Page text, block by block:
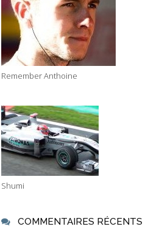
Remember Anthoine
Shumi
COMMENTAIRES RÉCENTS